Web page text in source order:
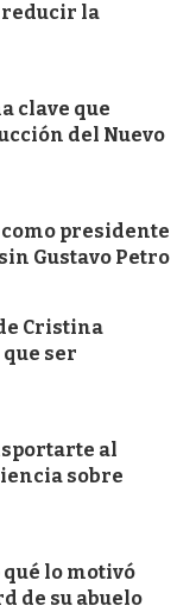
reducir la
clave que
del Nuevo
presidente
Gustavo Petro
Cristina
ser
al
sobre
qué lo motivó
de su abuelo